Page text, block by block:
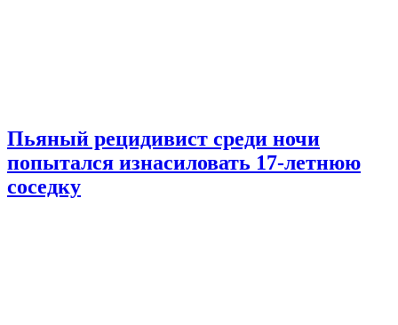
Пьяный рецидивист среди ночи
попытался изнасиловать 17-летнюю
соседку